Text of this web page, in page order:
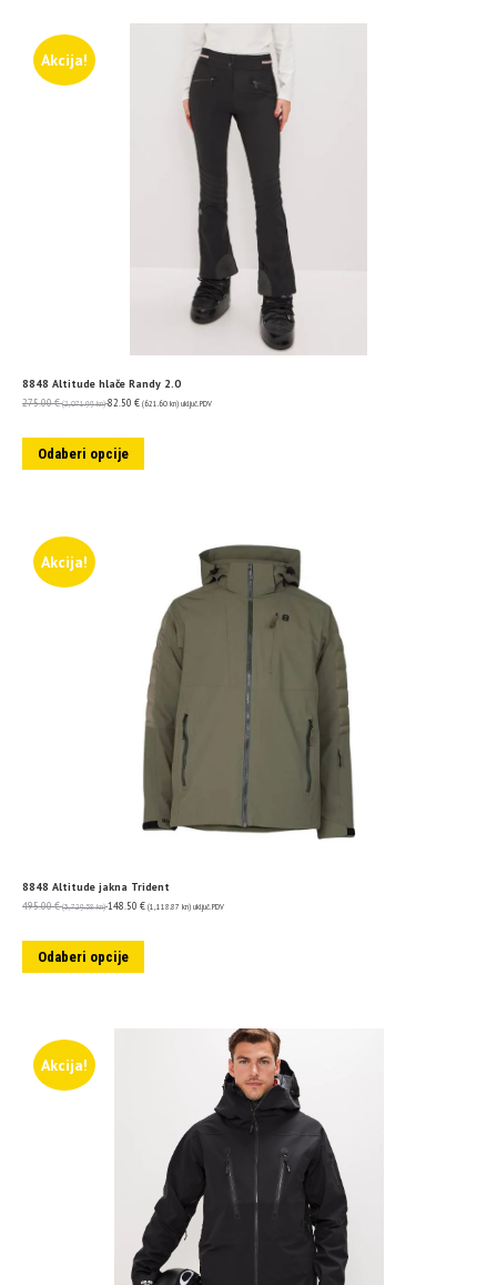
Akcija!
8848 Altitude hlače Randy 2.0
275.00€ (2,071.99 kn) 82.50 € (621.60 kn) uključ. PDV
Odaberi opcije
Akcija!
8848 Altitude jakna Trident
495.00€ (3,729.58 kn) 148.50 € (1,118.87 kn) uključ. PDV
Odaberi opcije
Akcija!